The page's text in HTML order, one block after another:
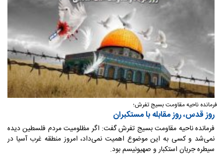
فرمانده ناحیه مقاومت بسیج تفرش؛
روز قدس، روز مقابله با مستکبران
فرمانده ناحیه مقاومت بسیج تفرش گفت: اگر مظلومیت مردم فلسطین دیده
نمی‌شد و کسی به این موضوع اهمیت نمی‌داد، امروز منطقه غرب آسیا در
سیطره جریان استکبار و صهیونیسم بود.